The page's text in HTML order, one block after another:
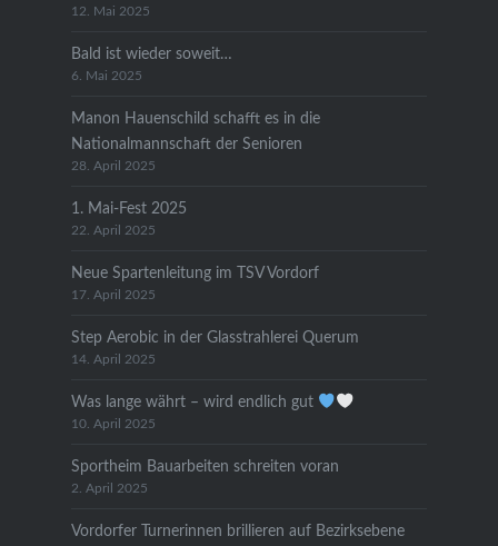
12. Mai 2025
Bald ist wieder soweit…
6. Mai 2025
Manon Hauenschild schafft es in die
Nationalmannschaft der Senioren
28. April 2025
1. Mai-Fest 2025
22. April 2025
Neue Spartenleitung im TSV Vordorf
17. April 2025
Step Aerobic in der Glasstrahlerei Querum
14. April 2025
Was lange währt – wird endlich gut
10. April 2025
Sportheim Bauarbeiten schreiten voran
2. April 2025
Vordorfer Turnerinnen brillieren auf Bezirksebene